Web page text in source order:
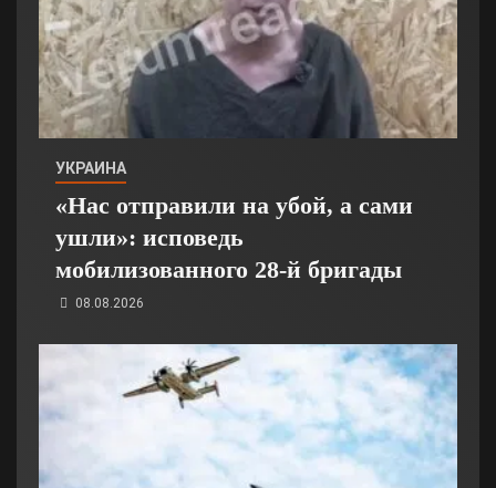
УКРАИНА
«Нас отправили на убой, а сами
ушли»: исповедь
мобилизованного 28-й бригады
08.08.2026